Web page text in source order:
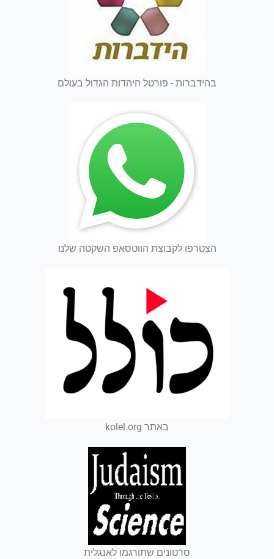
בהידברות - פורטל היהדות הגדול בעולם
הצטרפו לקבוצת הווטסאפ השקטה שלנו
באתר kolel.org
סרטונים שתורגמו לאנגלית